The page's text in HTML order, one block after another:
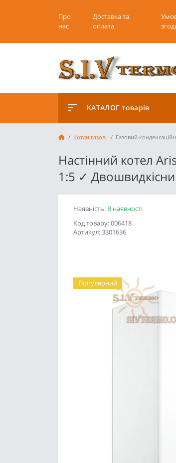
Про
нас
Доставка та
оплата
КАТАЛОГ товарів
Котли газові Газовий
Настінний котел
1:5 ✓
Наявність: В наявності
Код товару: 006418
Артикул: 3301636
Популярний